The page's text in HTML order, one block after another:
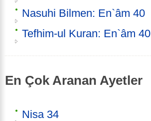
Nasuhi Bilmen: En`âm 40
Tefhim-ul Kuran: En`âm 40
En Çok Aranan Ayetler
Nisa 34